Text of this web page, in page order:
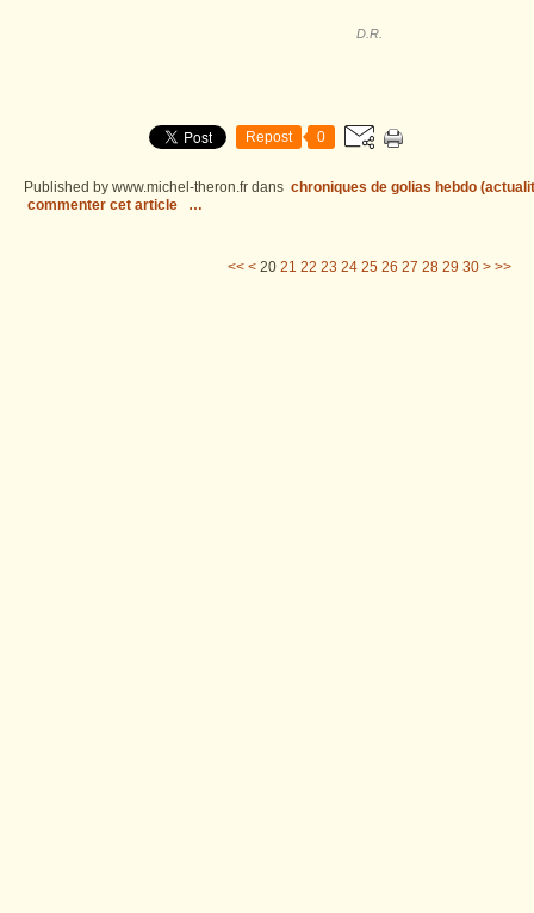
D.R.
Repost 0
Published by www.michel-theron.fr dans chroniques de golias hebdo
commenter cet article
…
<< < 10
20 21 22 23 24 25 26 27 28 29 30 40
50
60
70
80
90
100
200
300
400
500
600
700
800
900
1000
1100
1200
1300
1400
1500
> >>